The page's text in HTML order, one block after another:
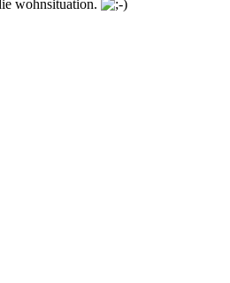
wohnsituation.